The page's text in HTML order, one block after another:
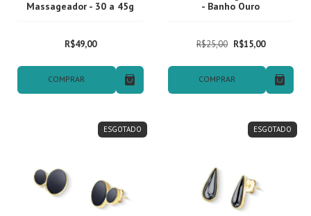
Massageador - 30 a 45g
R$49,00
COMPRAR
- Banho Ouro
R$25,00 R$15,00
COMPRAR
ESGOTADO ESGOTADO